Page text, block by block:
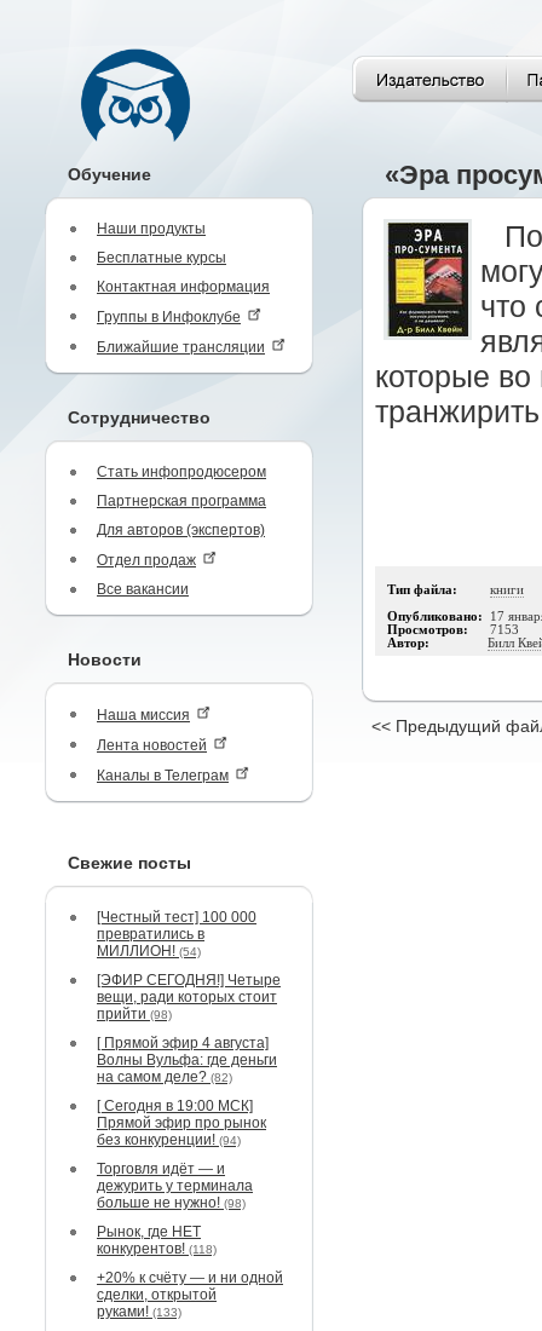
Обучение
Наши продукты
Бесплатные курсы
Контактная информация
Группы в Инфоклубе
Ближайшие трансляции
Сотрудничество
Стать инфопродюсером
Партнерская программа
Для авторов (экспертов)
Отдел продаж
Все вакансии
Новости
Наша миссия
Лента новостей
Каналы в Телеграм
Свежие посты
[Честный тест] 100 000
превратились в
МИЛЛИОН! (54)
[ЭФИР СЕГОДНЯ!] Четыре
вещи, ради которых стоит
прийти (98)
[ Прямой эфир 4 августа]
Волны Вульфа: где деньги
на самом деле? (82)
[ Сегодня в 19:00 МСК]
Прямой эфир про рынок
без конкуренции! (94)
Торговля идёт — и
дежурить у терминала
больше не нужно! (98)
Рынок, где НЕТ
конкурентов! (118)
+20% к счёту — и ни одной
сделки, открытой
руками! (133)
«Эра
что
которые во
Тип файла: книги
Опубликовано: 17
Просмотров: 7153
Автор: Билл
<< Предыдущий